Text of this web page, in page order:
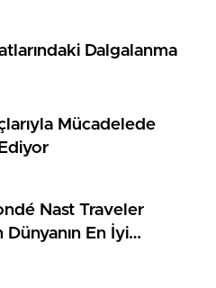
Dalgalanma
Mücadelede
Nast Traveler
Dünyanın En İyi